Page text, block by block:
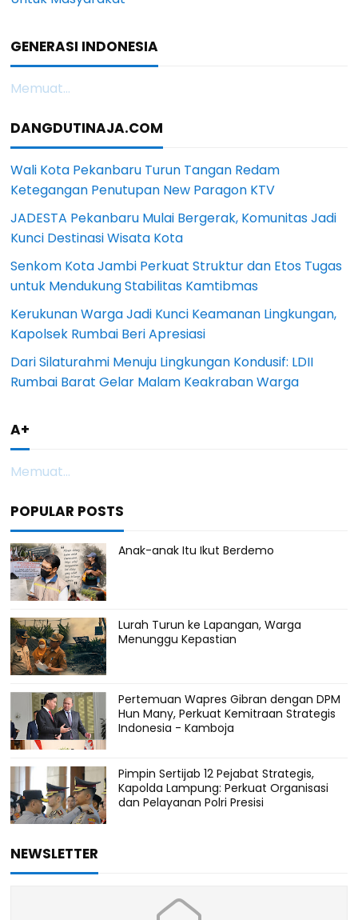
GENERASI INDONESIA
Memuat...
DANGDUTINAJA.COM
Wali Kota Pekanbaru Turun Tangan Redam
Ketegangan Penutupan New Paragon KTV
JADESTA Pekanbaru Mulai Bergerak, Komunitas Jadi
Kunci Destinasi Wisata Kota
Senkom Kota Jambi Perkuat Struktur dan Etos Tugas
untuk Mendukung Stabilitas Kamtibmas
Kerukunan Warga Jadi Kunci Keamanan Lingkungan,
Kapolsek Rumbai Beri Apresiasi
Dari Silaturahmi Menuju Lingkungan Kondusif: LDII
Rumbai Barat Gelar Malam Keakraban Warga
A+
Memuat...
POPULAR POSTS
Anak-anak Itu Ikut Berdemo
Lurah Turun ke Lapangan, Warga
Menunggu Kepastian
Pertemuan Wapres Gibran dengan DPM
Hun Many, Perkuat Kemitraan Strategis
Indonesia - Kamboja
Pimpin Sertijab 12 Pejabat Strategis,
Kapolda Lampung: Perkuat Organisasi
dan Pelayanan Polri Presisi
NEWSLETTER